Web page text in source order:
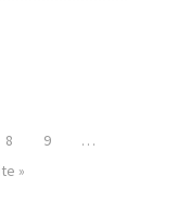
8 9
…
»